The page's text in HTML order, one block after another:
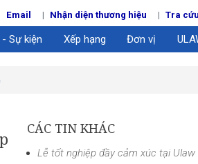
Email Nhận diện thương hiệu Tra
Sự kiện Xếp hạng Đơn vị
CÁC TIN KHÁC
Lễ tốt nghiệp đầy cảm xúc tại Ulaw